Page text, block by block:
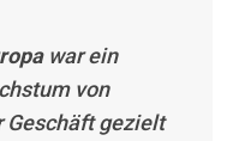
war ein
von
Geschäft gezielt